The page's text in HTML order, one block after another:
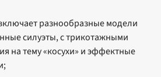
разнообразные модели
силуэты, с трикотажными
на тему «косухи» и эффектные